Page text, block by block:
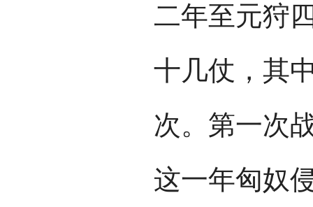
二年至元狩
十几仗，其
次。第一次
这一年匈奴